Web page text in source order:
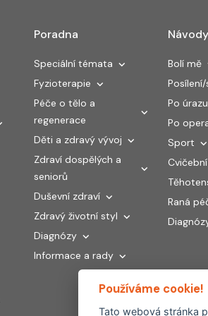
Poradna
Speciální témata
Fyzioterapie
Péče o tělo a
regenerace
Děti a zdravý vývoj
Zdraví dospělých a
seniorů
Duševní zdraví
Zdravý životní styl
Diagnózy
Informace a rady
Bolí mě
Po úrazu
Po
Sport
Raná
Používáme cookie!
Tato webová stránka